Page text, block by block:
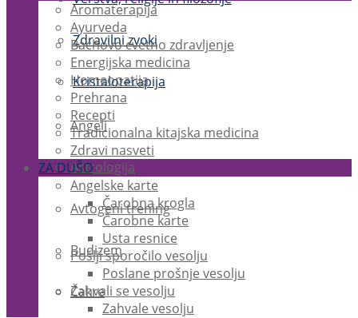
Zdravilni zvoki
Kristaloterapija
Angeli
Astrologija
Avtogeni trening
Budizem
Čakre
Aromaterapija
Ayurveda
Bachovo cvetno zdravljenje
Energijska medicina
Homeopatija
Prehrana
Recepti
Tradicionalna kitajska medicina
Zdravi nasveti
ZA DUŠO
Angelske karte
Čarobna krogla
Čarobne karte
Usta resnice
Pošlji sporočilo vesolju
Poslane prošnje vesolju
Zahvali se vesolju
Zahvale vesolju